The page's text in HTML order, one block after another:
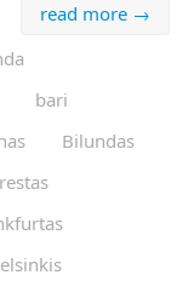
read more →
bari
Bilundas